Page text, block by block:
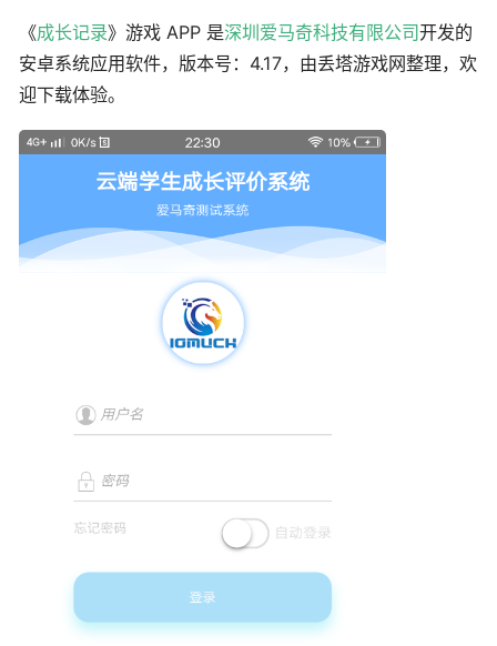
《成长记录》游戏 APP 是深圳爱马奇科技有限公司开发的
安卓系统应用软件，版本号：4.17，由丢塔游戏网整理，欢
迎下载体验。